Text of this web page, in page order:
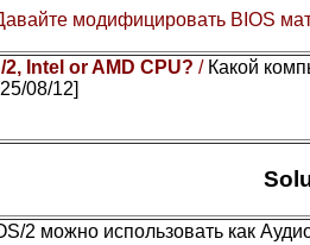
модифицировать BIOS
2, Intel or AMD CPU? / Какой
08/12]
2 можно использовать как